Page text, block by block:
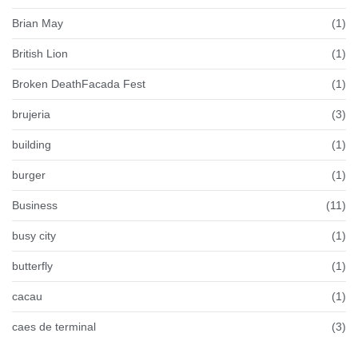
Brian May (1)
British Lion (1)
Broken DeathFacada Fest (1)
brujeria (3)
building (1)
burger (1)
Business (11)
busy city (1)
butterfly (1)
cacau (1)
caes de terminal (3)